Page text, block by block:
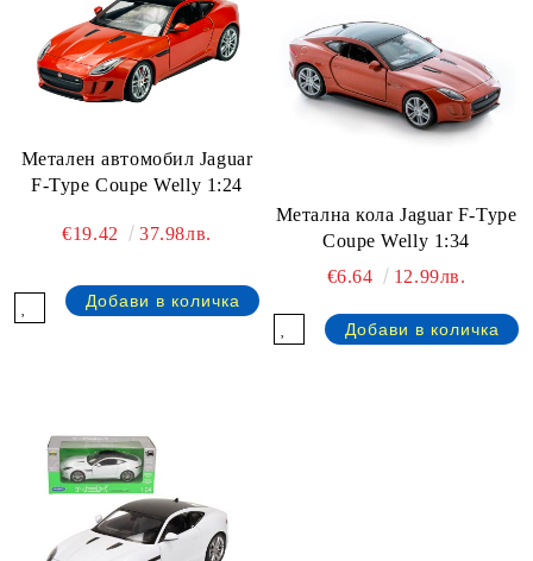
Метален автомобил Jaguar
F-Type Coupe Welly 1:24
€19.42 37.98лв.
Метална кола Jaguar F-Type
Coupe Welly 1:34
€6.64
12.99лв.